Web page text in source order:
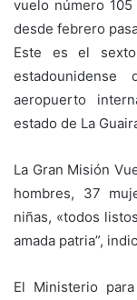
vuelo número
desde febrero
Este es el
aeropuerto
estado de La
La Gran Misión
hombres, 37
niñas, «todos
amada patria”,
El Ministerio